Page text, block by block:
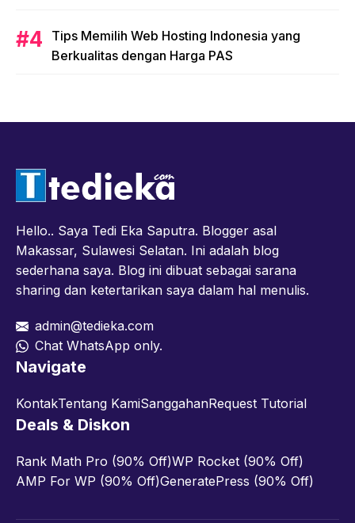
Tips Memilih Web Hosting Indonesia yang
Berkualitas dengan Harga PAS
Hello.. Saya Tedi Eka Saputra. Blogger asal
Makassar, Sulawesi Selatan. Ini adalah blog
sederhana saya. Blog ini dibuat sebagai sarana
sharing dan ketertarikan saya dalam hal menulis.
admin@tedieka.com
Chat WhatsApp only.
Navigate
KontakTentang KamiSanggahanRequest Tutorial
Deals & Diskon
Rank Math Pro (90% Off)WP Rocket (90% Off)
AMP For WP (90% Off)GeneratePress (90% Off)